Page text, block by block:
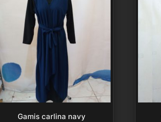
Gamis carlina navy